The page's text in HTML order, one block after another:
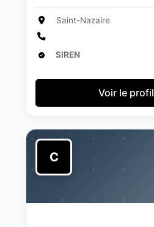
Saint-Nazaire
SIREN
Voir le profil
C